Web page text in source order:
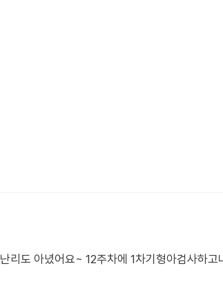
리도 아녔어요~ 12주차에 1차기형아검사하